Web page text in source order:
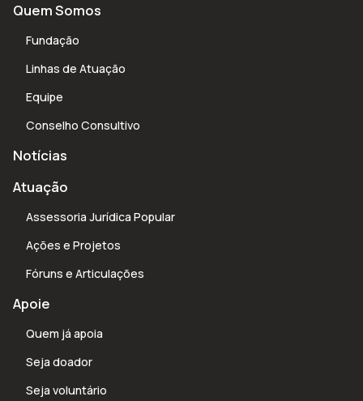
Quem Somos
Fundação
Linhas de Atuação
Equipe
Conselho Consultivo
Notícias
Atuação
Assessoria Jurídica Popular
Ações e Projetos
Fóruns e Articulações
Apoie
Quem já apoia
Seja doador
Seja voluntário